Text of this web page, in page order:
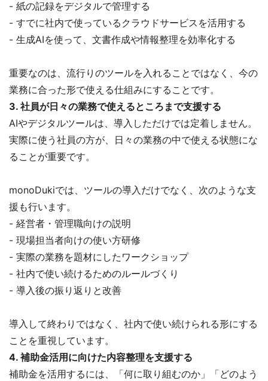
- 紙の記録をデジタルで管理する
- すでに社内で使っているクラウドサービスを活用する
- 生成AIを使って、文書作成や情報整理を効率化する
重要なのは、流行りのツールを入れることではなく、今の
業務に合った形で使える仕組みにすることです。
3. 社員が日々の業務で使えるところまで支援する
AIやデジタルツールは、導入しただけでは定着しません。
実際に使う社員の方が、日々の業務の中で使える状態にな
ることが重要です。
monoDukiでは、ツールの導入だけでなく、次のような支
援も行います。
- 経営者・管理職向けの説明
- 現場担当者向けの使い方研修
- 実際の業務を題材にしたワークショップ
- 社内で使い続けるためのルールづくり
- 導入後の振り返りと改善
導入して終わりではなく、社内で使い続けられる形にする
ことを重視しています。
4. 補助金活用に向けた内容整理を支援する
補助金を活用するには、「何に取り組むのか」「どのよう